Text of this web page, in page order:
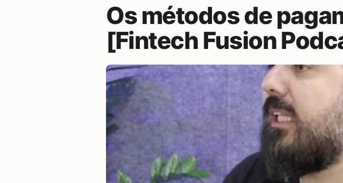
Os métodos de
[Fintech Fusion